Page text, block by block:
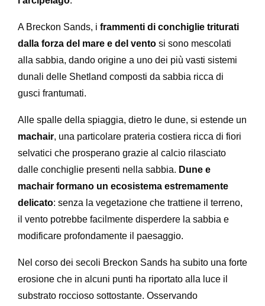
A Breckon Sands, i frammenti di conchiglie triturati
dalla forza del mare e del vento si sono mescolati
alla sabbia, dando origine a uno dei più vasti sistemi
dunali delle Shetland composti da sabbia ricca di
gusci frantumati.
Alle spalle della spiaggia, dietro le dune, si estende un
machair, una particolare prateria costiera ricca di fiori
selvatici che prosperano grazie al calcio rilasciato
dalle conchiglie presenti nella sabbia. Dune e
machair formano un ecosistema estremamente
delicato: senza la vegetazione che trattiene il terreno,
il vento potrebbe facilmente disperdere la sabbia e
modificare profondamente il paesaggio.
Nel corso dei secoli Breckon Sands ha subito una forte
erosione che in alcuni punti ha riportato alla luce il
substrato roccioso sottostante. Osservando